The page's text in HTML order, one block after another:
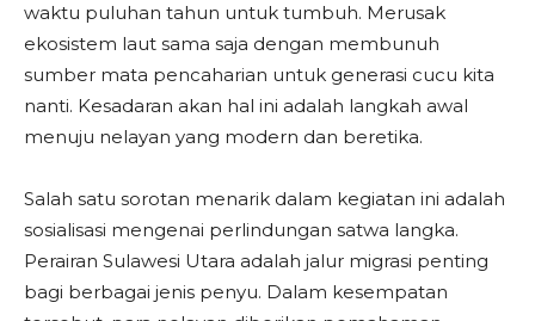
waktu puluhan tahun untuk tumbuh. Merusak
ekosistem laut sama saja dengan membunuh
sumber mata pencaharian untuk generasi cucu kita
nanti. Kesadaran akan hal ini adalah langkah awal
menuju nelayan yang modern dan beretika.
Salah satu sorotan menarik dalam kegiatan ini adalah
sosialisasi mengenai perlindungan satwa langka.
Perairan Sulawesi Utara adalah jalur migrasi penting
bagi berbagai jenis penyu. Dalam kesempatan